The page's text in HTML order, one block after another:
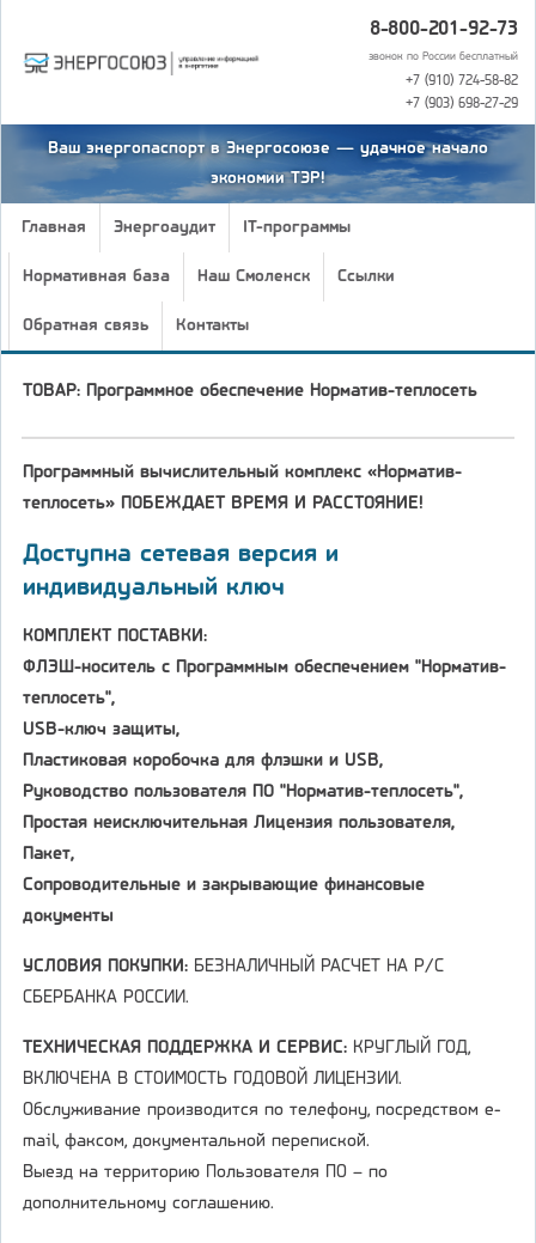
8-800-201-92-73
звонок по России бесплатный
+7 (910) 724-58-82
+7 (903) 698-27-29
Ваш энергопаспорт в Энергосоюзе — удачное начало
экономии ТЭР!
Главная Энергоаудит IT-программы
Нормативная база Наш Смоленск Ссылки
Обратная связь Контакты
ТОВАР: Программное обеспечение Норматив-теплосеть
Программный вычислительный комплекс «Норматив-
теплосеть» ПОБЕЖДАЕT ВРЕМЯ И РАССТОЯНИЕ!
Доступна сетевая версия и
индивидуальный ключ
КОМПЛЕКТ ПОСТАВКИ:
ФЛЭШ-носитель с Программным обеспечением "Норматив-
теплосеть",
USB-ключ защиты,
Пластиковая коробочка для флэшки и USB,
Руководство пользователя ПО "Норматив-теплосеть",
Простая неисключительная Лицензия пользователя,
Пакет,
Сопроводительные и закрывающие финансовые
документы
УСЛОВИЯ ПОКУПКИ: БЕЗНАЛИЧНЫЙ РАСЧЕТ НА Р/С
СБЕРБАНКА РОССИИ.
ТЕХНИЧЕСКАЯ ПОДДЕРЖКА И СЕРВИС: КРУГЛЫЙ ГОД,
ВКЛЮЧЕНА В СТОИМОСТЬ ГОДОВОЙ ЛИЦЕНЗИИ.
Обслуживание производится по телефону, посредством e-
mail, факсом, документальной перепиской.
Выезд на территорию Пользователя ПО – по
дополнительному соглашению.